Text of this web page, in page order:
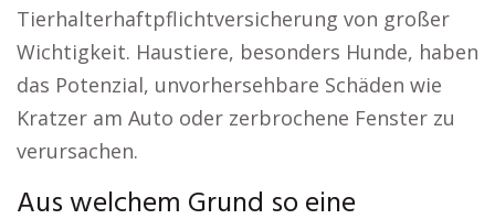
Tierhalterhaftpflichtversicherung von großer
Wichtigkeit. Haustiere, besonders Hunde, haben
das Potenzial, unvorhersehbare Schäden wie
Kratzer am Auto oder zerbrochene Fenster zu
verursachen.
Aus welchem Grund so eine